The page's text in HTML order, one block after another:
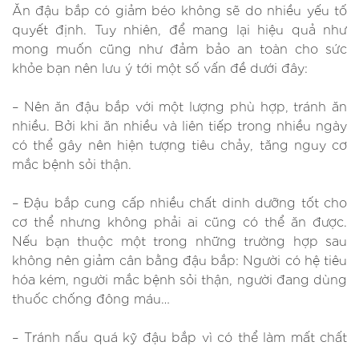
Ăn đậu bắp có giảm béo không sẽ do nhiều yếu tố
quyết định. Tuy nhiên, để mang lại hiệu quả như
mong muốn cũng như đảm bảo an toàn cho sức
khỏe bạn nên lưu ý tới một số vấn đề dưới đây:
– Nên ăn đậu bắp với một lượng phù hợp, tránh ăn
nhiều. Bởi khi ăn nhiều và liên tiếp trong nhiều ngày
có thể gây nên hiện tượng tiêu chảy, tăng nguy cơ
mắc bệnh sỏi thận.
– Đậu bắp cung cấp nhiều chất dinh dưỡng tốt cho
cơ thể nhưng không phải ai cũng có thể ăn được.
Nếu bạn thuộc một trong những trường hợp sau
không nên giảm cân bằng đậu bắp: Người có hệ tiêu
hóa kém, người mắc bệnh sỏi thận, người đang dùng
thuốc chống đông máu…
– Tránh nấu quá kỹ đậu bắp vì có thể làm mất chất